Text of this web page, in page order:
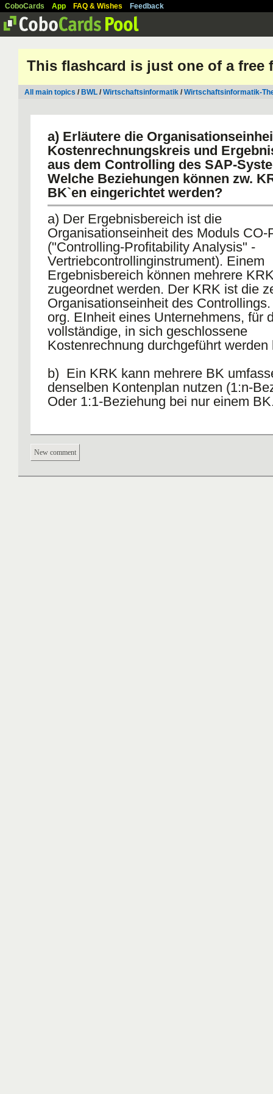
CoboCards App FAQ & Wishes Feedback
This flashcard is just one of a free
All main topics / BWL /Wirtschaftsinformatik /Wirtschaftsinformatik-
a) Erläutere die
Kostenrechnungskreis und
aus dem Controlling des SAP-
Welche Beziehungen können zw.
BK`en eingerichtet werden?
a) Der Ergebnisbereich ist die
Organisationseinheit des Moduls CO-
("Controlling-Profitability Analysis" -
Vertriebcontrollinginstrument). Einem
Ergebnisbereich können mehrere
zugeordnet werden. Der KRK ist die
Organisationseinheit des
org. EInheit eines Unternehmens, für
vollständige, in sich geschlossene
Kostenrechnung durchgeführt werden
b) Ein KRK kann mehrere BK
denselben Kontenplan nutzen (1:n-
Oder 1:1-Beziehung bei nur einem
New comment